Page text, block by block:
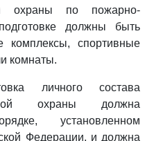
охраны по пожарно-
должны быть
комплексы, спортивные
комнаты.
личного состава
охраны должна
установленном
Федерации, и должна